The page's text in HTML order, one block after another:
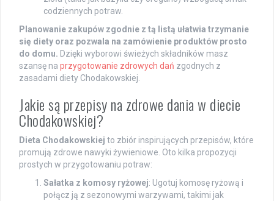
codziennych potraw.
Planowanie zakupów zgodnie z tą listą ułatwia trzymanie
się diety oraz pozwala na zamówienie produktów prosto
do domu. Dzięki wyborowi świeżych składników masz
szansę na przygotowanie zdrowych dań zgodnych z
zasadami diety Chodakowskiej.
Jakie są przepisy na zdrowe dania w diecie
Chodakowskiej?
Dieta Chodakowskiej to zbiór inspirujących przepisów, które
promują zdrowe nawyki żywieniowe. Oto kilka propozycji
prostych w przygotowaniu potraw:
Sałatka z komosy ryżowej: Ugotuj komosę ryżową i
połącz ją z sezonowymi warzywami, takimi jak